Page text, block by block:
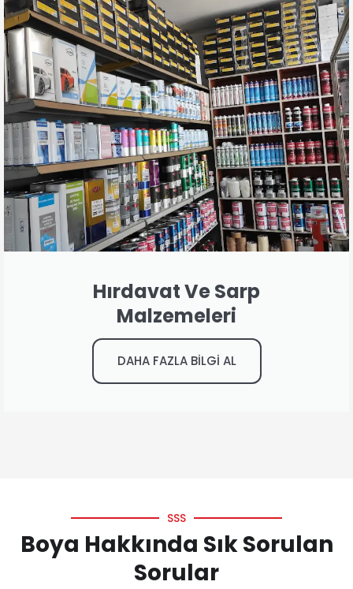
Hırdavat Ve Sarp
Malzemeleri
DAHA FAZLA BİLGİ AL
SSS
Boya Hakkında Sık Sorulan
Sorular